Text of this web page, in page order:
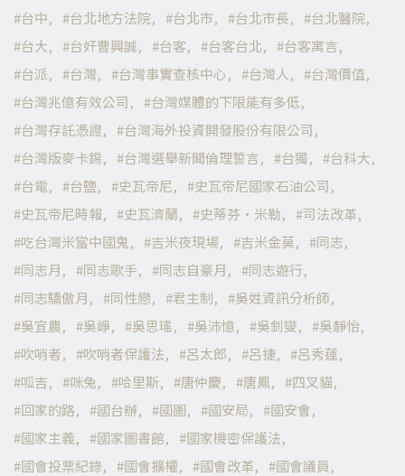
台中
台北地方法院 台北市 台北市長
台北醫院
台大
台奸曹興誠 台客 台客台北
台客寓言
台派
台灣 台灣事實查核中心 台灣人
台灣價值
台灣兆億有效公司
台灣媒體的下限能有多低
台灣存託憑證
台灣海外投資開發股份有限公司
台灣版麥卡錫
台灣選舉新聞倫理誓言 台獨
台科大
台電
台鹽 史瓦帝尼
史瓦帝尼國家石油公司
史瓦帝尼時報
史瓦濟蘭 史蒂芬·米勒
司法改革
吃台灣米當中國鬼
吉米夜現場 吉米金莫
同志
同志月
同志歌手 同志自豪月
同志遊行
同志驕傲月
同性戀 君主制
吳姓資訊分析師
吳宜農
吳崢 吳思瑤 吳沛憶 吳釗燮
吳靜怡
吹哨者
吹哨者保護法 呂太郎 呂捷
呂秀蓮
呱吉
咪兔 哈里斯 唐仲慶 唐鳳
四叉貓
回家的路
國台辦 國圖 國安局
國安會
國家主義
國家圖書館
國家機密保護法
國會投票紀錄
國會擴權 國會改革
國會議員